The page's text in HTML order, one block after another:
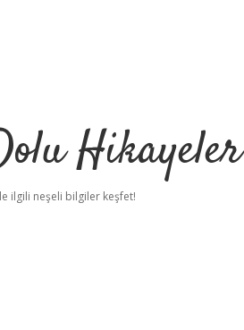
Hikayeler
ilgili neşeli bilgiler keşfet!